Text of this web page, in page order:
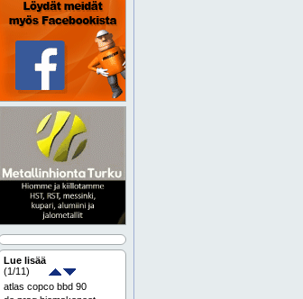
Lue lisää
(1/11)
atlas copco bbd 90